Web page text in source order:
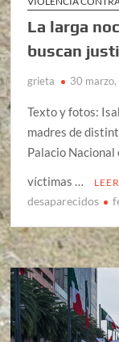
La larga
buscan
grieta 30
Texto y fotos:
madres de
Palacio Nacional
víctimas …
desaparecidos